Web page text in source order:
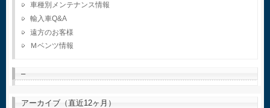
車種別メンテナンス情報
輸入車Q&A
遠方のお客様
Ｍベンツ情報
–
アーカイブ（直近12ヶ月）